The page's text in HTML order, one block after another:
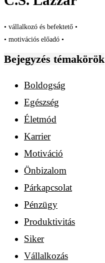
• vállalkozó és befektető •
• motivációs előadó •
Bejegyzés témakörök
Boldogság
Egészség
Életmód
Karrier
Motiváció
Önbizalom
Párkapcsolat
Pénzügy
Produktivitás
Siker
Vállalkozás